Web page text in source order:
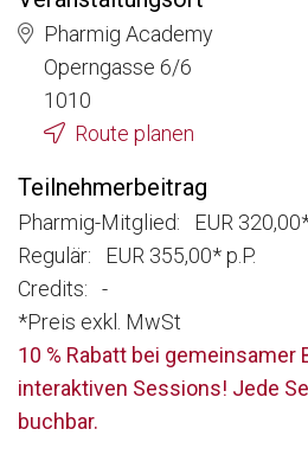
Pharmig Academy
Operngasse 6/6
1010
Route planen
Teilnehmerbeitrag
Pharmig-Mitglied: EUR 320,00*
Regulär: EUR 355,00* p.P.
Credits: -
*Preis exkl. MwSt
10 % Rabatt bei gemeinsamer
interaktiven Sessions! Jede
buchbar.